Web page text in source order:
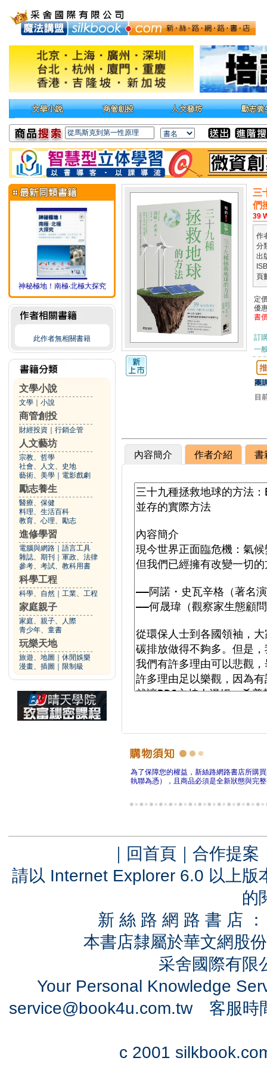
神秘極地！南極‧北極大探究
此作者無相關書籍
文學小說
文學 小說
商管創投
財經投資 行銷企管
人文藝坊
宗教、哲學
社會、人文、史地
藝術、美學
電影戲劇
勵志養生
醫療、保健
料理、生活百科
教育、心理、勵志
進修學習
電腦與網路
語言工具
雜誌、期刊
軍政、法律
參考、考試、教科用書
科學工程
科學、自然 工業、工程
家庭親子
家庭、親子、人際
青少年、童書
玩樂天地
旅遊、地圖
休閒娛樂
漫畫、插圖
限制級
三
們
39
作
分
出
頁
定
優
書
訂
一
團
目
內容簡介 作者介紹 書
為了保障您的權益，新絲路網路書店所購
執聯為憑），且商品必須是全新狀態與完
｜ 回首頁 ｜ 合作提案
請以 Internet Explorer 6.0 以上
的
新 絲 路 網 路 書 店
本書店隸屬於華文網股
采舍國際有
Your Personal Knowledge
service@book4u.com.tw客服時
c 2001